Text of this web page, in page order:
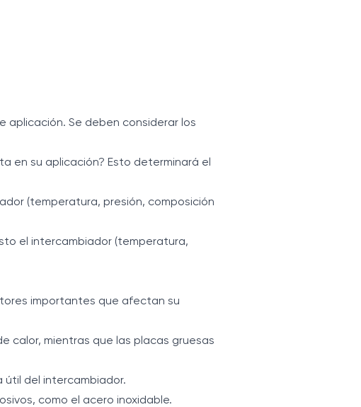
Se deben considerar los
en su aplicación? Esto determinará el
(temperatura, presión, composición
el intercambiador (temperatura,
importantes que afectan su
calor, mientras que las placas gruesas
útil del intercambiador.
como el acero inoxidable.